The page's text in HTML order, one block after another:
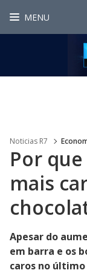
MENU
Noticias R7
Por
mais
Apesar do
em barra e os
caros no